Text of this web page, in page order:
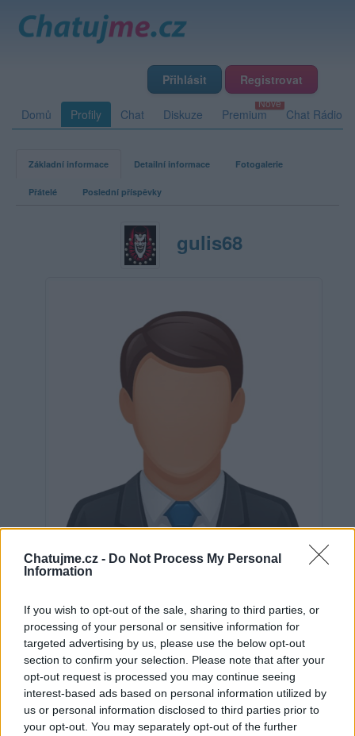
Chatujme.cz - Do Not Process My Personal
Information
If you wish to opt-out of the sale, sharing to third parties, or
processing of your personal or sensitive information for
targeted advertising by us, please use the below opt-out
section to confirm your selection. Please note that after your
opt-out request is processed you may continue seeing
interest-based ads based on personal information utilized by
us or personal information disclosed to third parties prior to
your opt-out. You may separately opt-out of the further
Přihlásit Registrovat
Domů Profily Chat Diskuze Premium Chat Rádio
Základní informace Detailní informace Fotogalerie
Přátelé Poslední příspěvky
gulis68
Neověřeno
0 uživatelům se líbí